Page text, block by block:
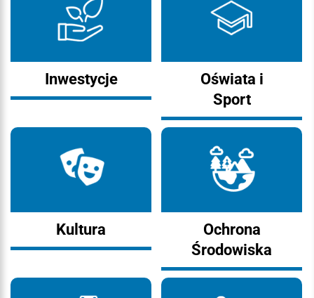
Inwestycje
Oświata i
Sport
Kultura
Ochrona
Środowiska